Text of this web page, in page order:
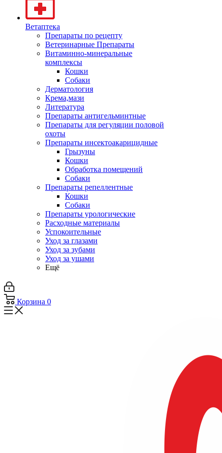
Ветаптека
Препараты по рецепту
Ветеринарные Препараты
Витаминно-минеральные
комплексы
Кошки
Собаки
Дерматология
Крема,мази
Литература
Препараты антигельминтные
Препараты для регуляции половой
охоты
Препараты инсектоакарицидные
Грызуны
Кошки
Обработка помещений
Собаки
Препараты репеллентные
Кошки
Собаки
Препараты урологические
Расходные материалы
Успокоительные
Уход за глазами
Уход за зубами
Уход за ушами
Ещё
Корзина 0